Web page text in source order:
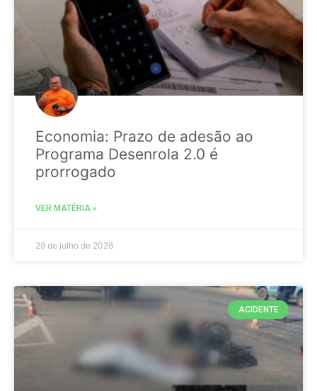
Economia: Prazo de adesão ao
Programa Desenrola 2.0 é
prorrogado
VER MATÉRIA »
29 de julho de 2026
ACIDENTE